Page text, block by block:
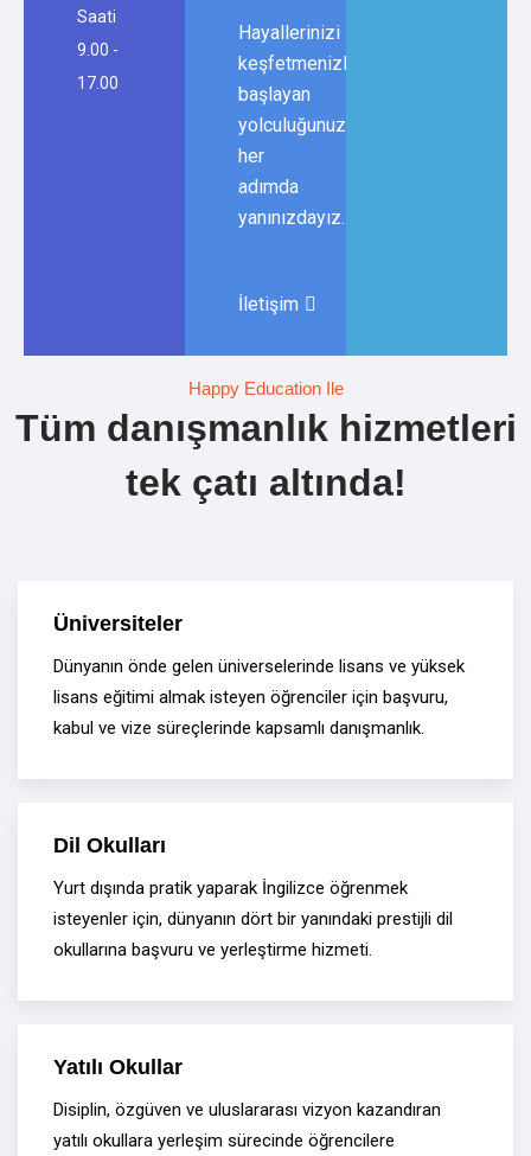
Saati
9.00 -
17.00
Hayallerinizi
keşfetmenizle
başlayan
yolculuğunuzda,
her
adımda
yanınızdayız.
İletişim
Happy Education Ile
Tüm danışmanlık hizmetleri
tek çatı altında!
Üniversiteler
Dünyanın önde gelen üniverselerinde lisans ve yüksek
lisans eğitimi almak isteyen öğrenciler için başvuru,
kabul ve vize süreçlerinde kapsamlı danışmanlık.
Dil Okulları
Yurt dışında pratik yaparak İngilizce öğrenmek
isteyenler için, dünyanın dört bir yanındaki prestijli dil
okullarına başvuru ve yerleştirme hizmeti.
Yatılı Okullar
Disiplin, özgüven ve uluslararası vizyon kazandıran
yatılı okullara yerleşim sürecinde öğrencilere